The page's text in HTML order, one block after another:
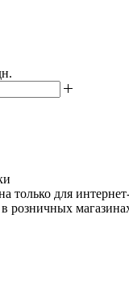
только для
розничных